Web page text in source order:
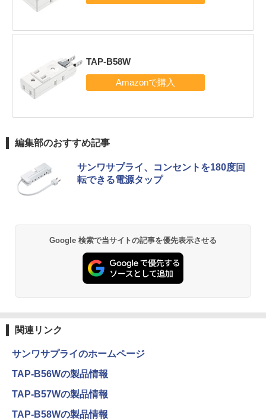
TAP-B58W
編集部のおすすめ記事
サンワサプライ、コンセントを180度回
転できる電源タップ
Google 検索で当サイトの記事を優先表示させる
関連リンク
サンワサプライのホームページ
TAP-B56Wの製品情報
TAP-B57Wの製品情報
TAP-B58Wの製品情報